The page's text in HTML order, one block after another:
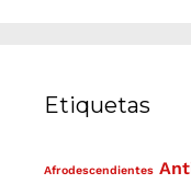
Etiquetas
Afrodescendientes